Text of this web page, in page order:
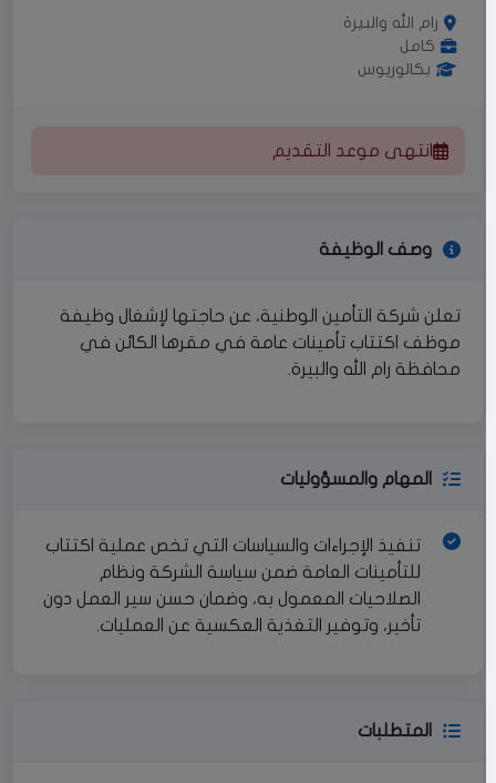
رام الله والبيرة
كامل
بكالوريوس
انتهى موعد التقديم
وصف الوظيفة
تعلن شركة التأمين الوطنية، عن حاجتها لإشغال وظيفة
موظف اكتتاب تأمينات عامة في مقرها الكائن في
محافظة رام الله والبيرة.
المهام والمسؤوليات
تنفيذ الإجراءات والسياسات التي تخص عملية اكتتاب
للتأمينات العامة ضمن سياسة الشركة ونظام
الصلاحيات المعمول به، وضمان حسن سير العمل دون
تأخير، وتوفير التغذية العكسية عن العمليات.
المتطلبات